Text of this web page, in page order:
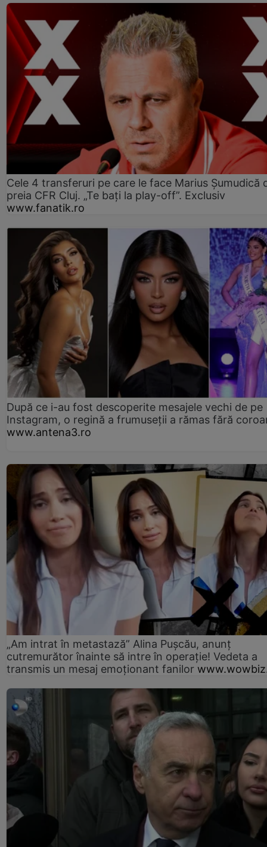
Cele 4 transferuri pe care le face Marius Șumudică
preia CFR Cluj. „Te bați la play-off”. Exclusiv
www.fanatik.ro
După ce i-au fost descoperite mesajele vechi de pe
Instagram, o regină a frumuseții a rămas fără
www.antena3.ro
„Am intrat în metastază” Alina Pușcău, anunț
cutremurător înainte să intre în operație! Vedeta a
transmis un mesaj emoționant fanilor